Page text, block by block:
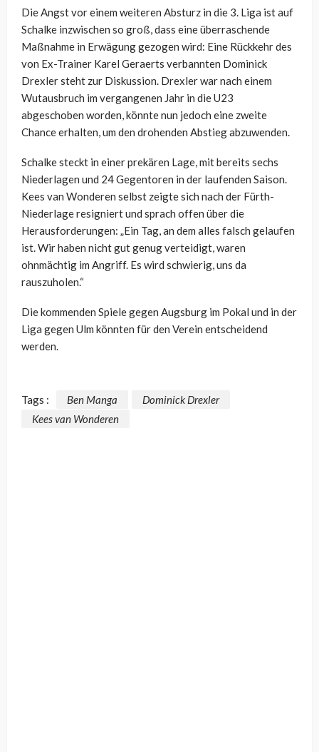
Die Angst vor einem weiteren Absturz in die 3. Liga ist auf
Schalke inzwischen so groß, dass eine überraschende
Maßnahme in Erwägung gezogen wird: Eine Rückkehr des
von Ex-Trainer Karel Geraerts verbannten Dominick
Drexler steht zur Diskussion. Drexler war nach einem
Wutausbruch im vergangenen Jahr in die U23
abgeschoben worden, könnte nun jedoch eine zweite
Chance erhalten, um den drohenden Abstieg abzuwenden.
Schalke steckt in einer prekären Lage, mit bereits sechs
Niederlagen und 24 Gegentoren in der laufenden Saison.
Kees van Wonderen selbst zeigte sich nach der Fürth-
Niederlage resigniert und sprach offen über die
Herausforderungen: „Ein Tag, an dem alles falsch gelaufen
ist. Wir haben nicht gut genug verteidigt, waren
ohnmächtig im Angriff. Es wird schwierig, uns da
rauszuholen.“
Die kommenden Spiele gegen Augsburg im Pokal und in der
Liga gegen Ulm könnten für den Verein entscheidend
werden.
Tags : Ben Manga
Dominick Drexler
Kees van Wonderen